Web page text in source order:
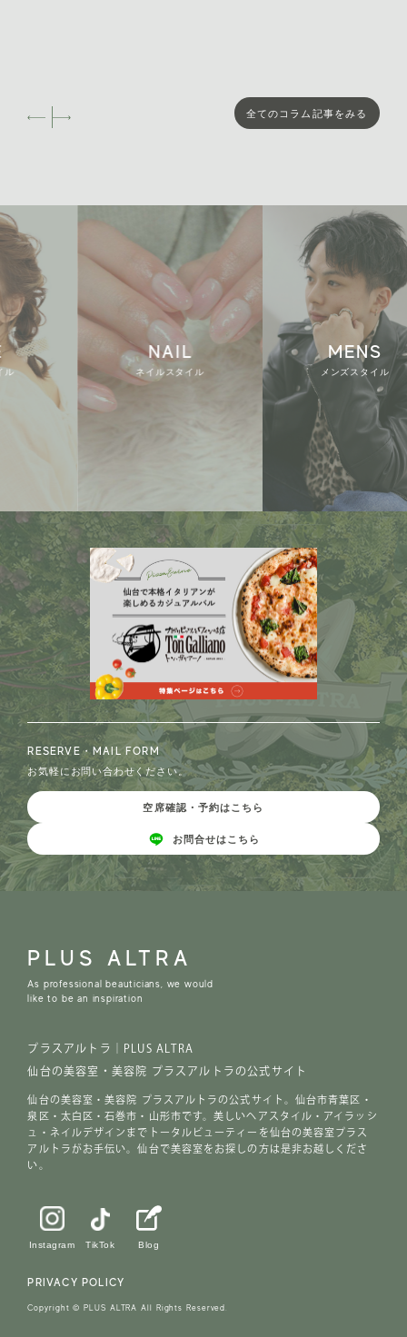
全てのコラム記事をみる
NAIL
ネイルスタイル
MENS
メンズスタイル
PLUS ALTRA
As professional beauticians, we would
like to be an inspiration
プラスアルトラ｜PLUS ALTRA
仙台の美容室・美容院 プラスアルトラの公式サイト
仙台の美容室・美容院 プラスアルトラの公式サイト。仙台市青葉区・
泉区・太白区・石巻市・山形市です。美しいヘアスタイル・アイラッシ
ュ・ネイルデザインまでトータルビューティーを仙台の美容室プラス
アルトラがお手伝い。仙台で美容室をお探しの方は是非お越しくださ
い。
Instagram TikTok Blog
PRIVACY POLICY
Copyright © PLUS ALTRA All Rights Reserved.
RESERVE・MAIL FORM
お気軽にお問い合わせください。
空席確認・予約はこちら
お問合せはこちら